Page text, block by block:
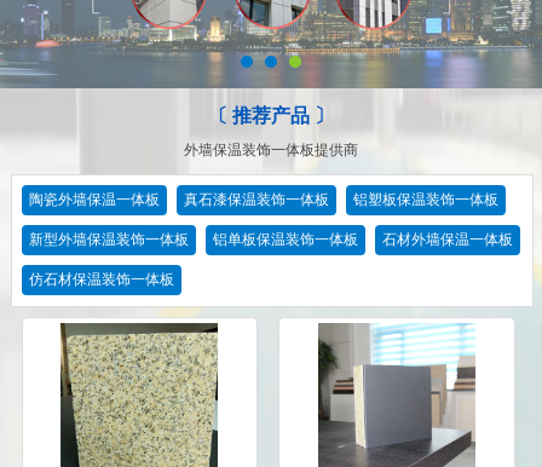
〔 推荐产品 〕
外墙保温装饰一体板提供商
陶瓷外墙保温一体板 真石漆保温装饰一体板 铝塑板保温装饰一体板
新型外墙保温装饰一体板 铝单板保温装饰一体板 石材外墙保温一体板
仿石材保温装饰一体板